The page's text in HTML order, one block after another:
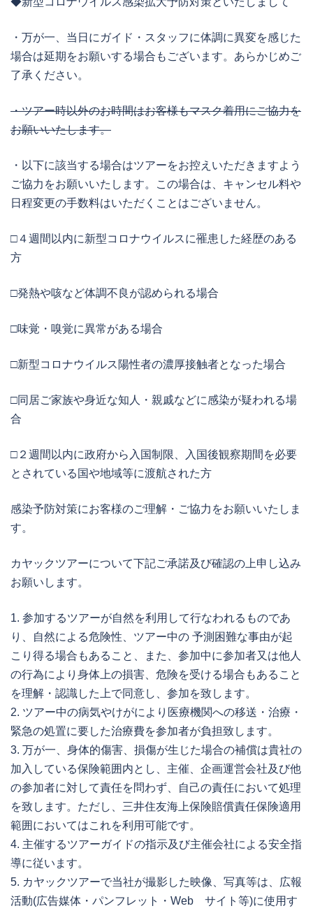
・万が一、当日にガイド・スタッフに体調に異変を感じた
場合は延期をお願いする場合もございます。あらかじめご
了承ください。
・ツアー時以外のお時間はお客様もマスク着用にご協力を
お願いいたします。
・以下に該当する場合はツアーをお控えいただきますよう
ご協力をお願いいたします。この場合は、キャンセル料や
日程変更の手数料はいただくことはございません。
□４週間以内に新型コロナウイルスに罹患した経歴のある
方
□発熱や咳など体調不良が認められる場合
□味覚・嗅覚に異常がある場合
□新型コロナウイルス陽性者の濃厚接触者となった場合
□同居ご家族や身近な知人・親戚などに感染が疑われる場
合
□２週間以内に政府から入国制限、入国後観察期間を必要
とされている国や地域等に渡航された方
感染予防対策にお客様のご理解・ご協力をお願いいたしま
す。
カヤックツアーについて下記ご承諾及び確認の上申し込み
お願いします。
1. 参加するツアーが自然を利用して行なわれるものであ
り、自然による危険性、ツアー中の 予測困難な事由が起
こり得る場合もあること、また、参加中に参加者又は他人
の行為により身体上の損害、危険を受ける場合もあること
を理解・認識した上で同意し、参加を致します。
2. ツアー中の病気やけがにより医療機関への移送・治療・
緊急の処置に要した治療費を参加者が負担致します。
3. 万が一、身体的傷害、損傷が生じた場合の補償は貴社の
加入している保険範囲内とし、主催、企画運営会社及び他
の参加者に対して責任を問わず、自己の責任において処理
を致します。ただし、三井住友海上保険賠償責任保険適用
範囲においてはこれを利用可能です。
4. 主催するツアーガイドの指示及び主催会社による安全指
導に従います。
5. カヤックツアーで当社が撮影した映像、写真等は、広報
活動(広告媒体・パンフレット・Web サイト等)に使用す